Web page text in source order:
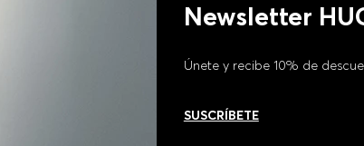
Newsletter
Únete y recibe 10% de
SUSCRÍBETE